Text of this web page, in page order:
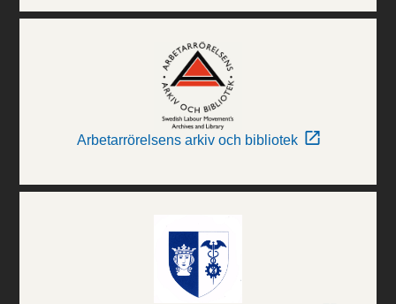
Arbetarrörelsens arkiv och bibliotek